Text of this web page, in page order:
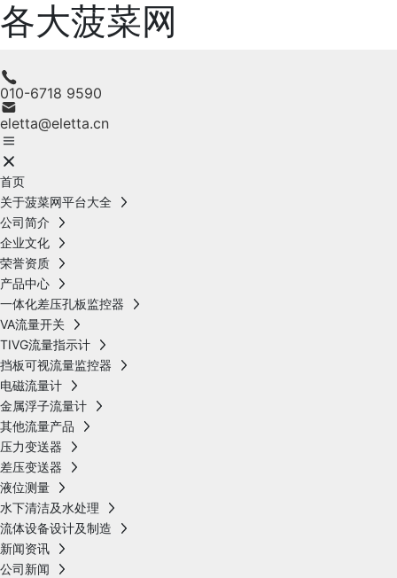
各大菠菜网
010-6718 9590
eletta@eletta.cn
首页
关于菠菜网平台大全
公司简介
企业文化
荣誉资质
产品中心
一体化差压孔板监控器
VA流量开关
TIVG流量指示计
挡板可视流量监控器
电磁流量计
金属浮子流量计
其他流量产品
压力变送器
差压变送器
液位测量
水下清洁及水处理
流体设备设计及制造
新闻资讯
公司新闻